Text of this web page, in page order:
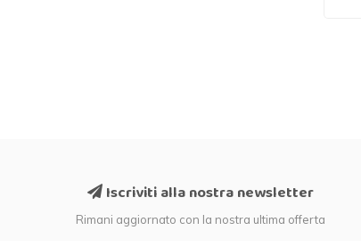
Iscriviti alla nostra newsletter
Rimani aggiornato con la nostra ultima offerta